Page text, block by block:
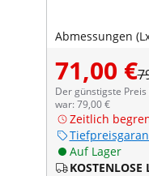
Abmessungen
71,00 €
Der günstigste
war: 79,00 €
Zeitlich
Auf Lager
KOSTENLOSE